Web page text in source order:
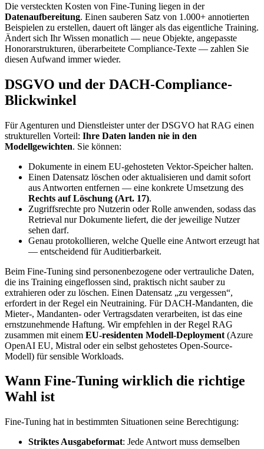
Die versteckten Kosten von Fine-Tuning liegen in der
Datenaufbereitung. Einen sauberen Satz von 1.000+ annotierten
Beispielen zu erstellen, dauert oft länger als das eigentliche Training.
Ändert sich Ihr Wissen monatlich — neue Objekte, angepasste
Honorarstrukturen, überarbeitete Compliance-Texte — zahlen Sie
diesen Aufwand immer wieder.
DSGVO und der DACH-Compliance-
Blickwinkel
Für Agenturen und Dienstleister unter der DSGVO hat RAG einen
strukturellen Vorteil: Ihre Daten landen nie in den
Modellgewichten. Sie können:
Dokumente in einem EU-gehosteten Vektor-Speicher halten.
Einen Datensatz löschen oder aktualisieren und damit sofort
aus Antworten entfernen — eine konkrete Umsetzung des
Rechts auf Löschung (Art. 17).
Zugriffsrechte pro Nutzerin oder Rolle anwenden, sodass das
Retrieval nur Dokumente liefert, die der jeweilige Nutzer
sehen darf.
Genau protokollieren, welche Quelle eine Antwort erzeugt hat
— entscheidend für Auditierbarkeit.
Beim Fine-Tuning sind personenbezogene oder vertrauliche Daten,
die ins Training eingeflossen sind, praktisch nicht sauber zu
extrahieren oder zu löschen. Einen Datensatz „zu vergessen“,
erfordert in der Regel ein Neutraining. Für DACH-Mandanten, die
Mieter-, Mandanten- oder Vertragsdaten verarbeiten, ist das eine
ernstzunehmende Haftung. Wir empfehlen in der Regel RAG
zusammen mit einem EU-residenten Modell-Deployment (Azure
OpenAI EU, Mistral oder ein selbst gehostetes Open-Source-
Modell) für sensible Workloads.
Wann Fine-Tuning wirklich die richtige
Wahl ist
Fine-Tuning hat in bestimmten Situationen seine Berechtigung:
Striktes Ausgabeformat: Jede Antwort muss demselben